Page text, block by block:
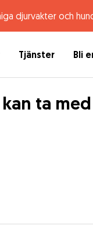
djurvakter och
Tjänster Bli
ta